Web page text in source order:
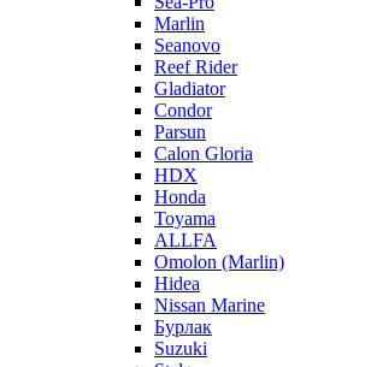
Marlin
Seanovo
Reef Rider
Gladiator
Condor
Parsun
Calon Gloria
HDX
Honda
Toyama
ALLFA
Omolon (Marlin)
Hidea
Nissan Marine
Бурлак
Suzuki